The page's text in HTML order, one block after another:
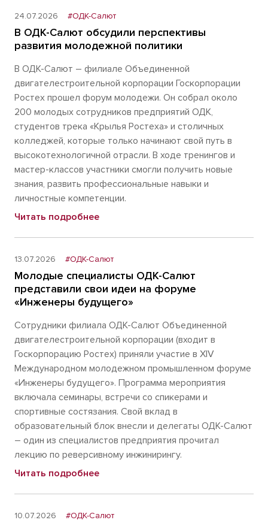
24.07.2026 #ОДК-Салют
В ОДК-Салют обсудили перспективы
развития молодежной политики
В ОДК-Салют – филиале Объединенной
двигателестроительной корпорации Госкорпорации
Ростех прошел форум молодежи. Он собрал около
200 молодых сотрудников предприятий ОДК,
студентов трека «Крылья Ростеха» и столичных
колледжей, которые только начинают свой путь в
высокотехнологичной отрасли. В ходе тренингов и
мастер-классов участники смогли получить новые
знания, развить профессиональные навыки и
личностные компетенции.
Читать подробнее
13.07.2026 #ОДК-Салют
Молодые специалисты ОДК-Салют
представили свои идеи на форуме
«Инженеры будущего»
Сотрудники филиала ОДК-Салют Объединенной
двигателестроительной корпорации (входит в
Госкорпорацию Ростех) приняли участие в XIV
Международном молодежном промышленном форуме
«Инженеры будущего». Программа мероприятия
включала семинары, встречи со спикерами и
спортивные состязания. Свой вклад в
образовательный блок внесли и делегаты ОДК-Салют
– один из специалистов предприятия прочитал
лекцию по реверсивному инжинирингу.
Читать подробнее
10.07.2026 #ОДК-Салют